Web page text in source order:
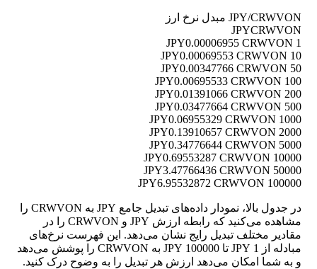
JPY/CRWVON مبدل نرخ ارز
JPYCRWVON
1 JPY
0.00006955 CRWVON
10 JPY
0.00069553 CRWVON
50 JPY
0.00347766 CRWVON
100 JPY
0.00695533 CRWVON
200 JPY
0.01391066 CRWVON
500 JPY
0.03477664 CRWVON
1000 JPY
0.06955329 CRWVON
2000 JPY
0.13910657 CRWVON
5000 JPY
0.34776644 CRWVON
10000 JPY
0.69553287 CRWVON
50000 JPY
3.47766436 CRWVON
100000 JPY
6.95532872 CRWVON
در جدول بالا، نمودار داده‌های تبدیل جامع JPY به CRWVON را
مشاهده می‌کنید که رابطه ارزش JPY و CRWVON را در
مقادیر مختلف تبدیل رایج نشان می‌دهد. این فهرست نرخ‌های
مبادله از 1 JPY تا 100000 JPY به CRWVON را پوشش می‌دهد
و به شما امکان می‌دهد ارزش هر تبدیل را به وضوح درک کنید.